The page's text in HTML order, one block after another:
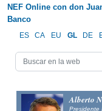
NEF Online con don
Banco
ES CA EU GL DE
Alberto
Presidente